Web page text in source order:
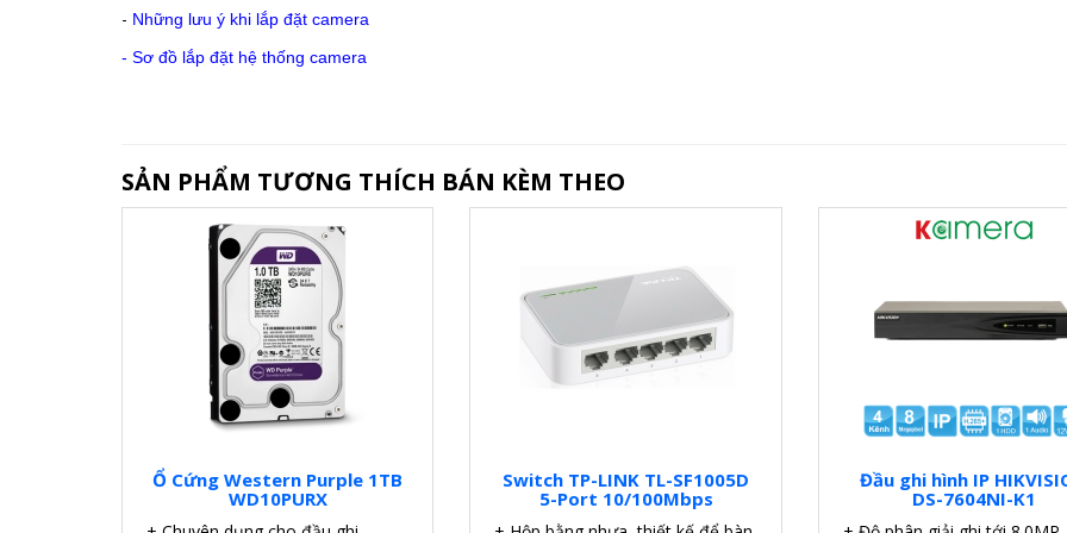
- Những lưu ý khi lắp đặt camera
- Sơ đồ lắp đặt hệ thống camera
SẢN PHẨM TƯƠNG THÍCH BÁN KÈM THEO
Ổ Cứng Western Purple 1TB
WD10PURX
Switch TP-LINK TL-SF1005D
5-Port 10/100Mbps
Đầu ghi hình IP
DS-7604NI-K1